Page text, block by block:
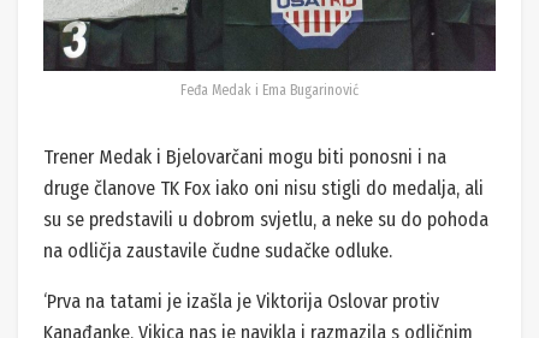
Feđa Medak i Ema Bugarinović
Trener Medak i Bjelovarčani mogu biti ponosni i na
druge članove TK Fox iako oni nisu stigli do medalja, ali
su se predstavili u dobrom svjetlu, a neke su do pohoda
na odličja zaustavile čudne sudačke odluke.
‘Prva na tatami je izašla je Viktorija Oslovar protiv
Kanađanke, Vikica nas je navikla i razmazila s odličnim